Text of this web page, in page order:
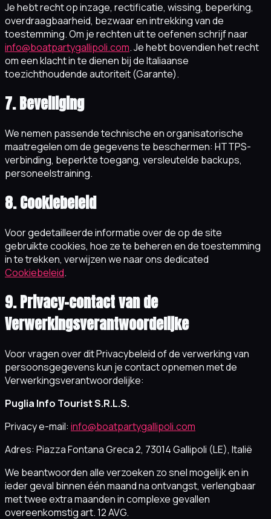
Je hebt recht op inzage, rectificatie, wissing, beperking,
overdraagbaarheid, bezwaar en intrekking van de
toestemming. Om je rechten uit te oefenen schrijf naar
info@boatpartygallipoli.com. Je hebt bovendien het recht
om een klacht in te dienen bij de Italiaanse
toezichthoudende autoriteit (Garante).
7. Beveiliging
We nemen passende technische en organisatorische
maatregelen om de gegevens te beschermen: HTTPS-
verbinding, beperkte toegang, versleutelde backups,
personeelstraining.
8. Cookiebeleid
Voor gedetailleerde informatie over de op de site
gebruikte cookies, hoe ze te beheren en de toestemming
in te trekken, verwijzen we naar ons dedicated
Cookiebeleid.
9. Privacy-contact van de
Verwerkingsverantwoordelijke
Voor vragen over dit Privacybeleid of de verwerking van
persoonsgegevens kun je contact opnemen met de
Verwerkingsverantwoordelijke:
Puglia Info Tourist S.R.L.S.
Privacy e-mail: info@boatpartygallipoli.com
Adres: Piazza Fontana Greca 2, 73014 Gallipoli (LE), Italië
We beantwoorden alle verzoeken zo snel mogelijk en in
ieder geval binnen één maand na ontvangst, verlengbaar
met twee extra maanden in complexe gevallen
overeenkomstig art. 12 AVG.